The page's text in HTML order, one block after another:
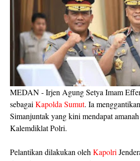
MEDAN - Irjen Agung Setya Imam
sebagai Kapolda Sumut. Ia
Simanjuntak yang kini mendapat
Kalemdiklat Polri.
Pelantikan dilakukan oleh Kapolri